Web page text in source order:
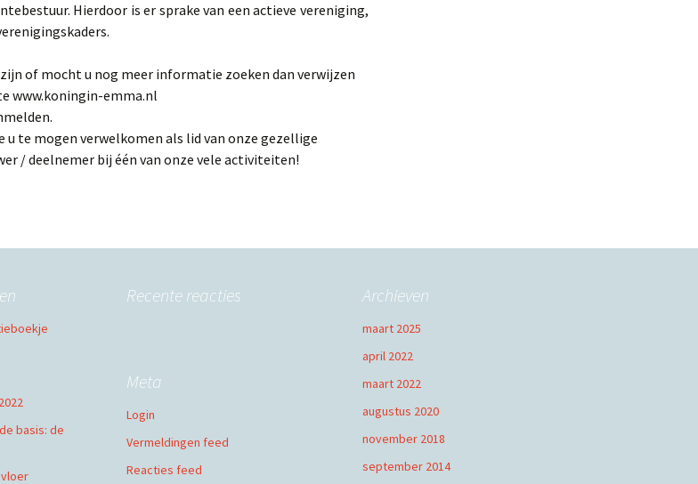
Hierdoor is er sprake van een actieve vereniging,
of mocht u nog meer informatie zoeken dan verwijzen
www.koningin-emma.nl
te mogen verwelkomen als lid van onze gezellige
/ deelnemer bij één van onze vele activiteiten!
basis: de
Recente reacties Archieven
maart 2025
april 2022
maart 2022
augustus 2020
november 2018
september 2014
Meta
Login
Vermeldingen feed
Reacties feed